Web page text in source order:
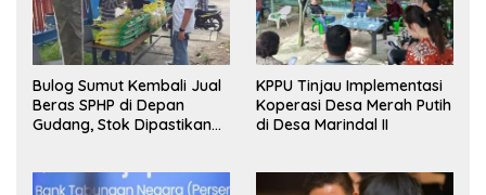
Bulog Sumut Kembali Jual
Beras SPHP di Depan
Gudang, Stok Dipastikan
KPPU Tinjau Implementasi
Koperasi Desa Merah Putih
di Desa Marindal II